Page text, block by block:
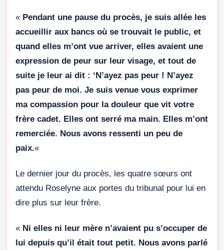
« Pendant une pause du procès, je suis allée les
accueillir aux bancs où se trouvait le public, et
quand elles m’ont vue arriver, elles avaient une
expression de peur sur leur visage, et tout de
suite je leur ai dit : ‘N’ayez pas peur ! N’ayez
pas peur de moi. Je suis venue vous exprimer
ma compassion pour la douleur que vit votre
frère cadet. Elles ont serré ma main. Elles m’ont
remerciée. Nous avons ressenti un peu de
paix.«
Le dernier jour du procès, les quatre sœurs ont
attendu Roselyne aux portes du tribunal pour lui en
dire plus sur leur frère.
« Ni elles ni leur mère n’avaient pu s’occuper de
lui depuis qu’il était tout petit. Nous avons parlé